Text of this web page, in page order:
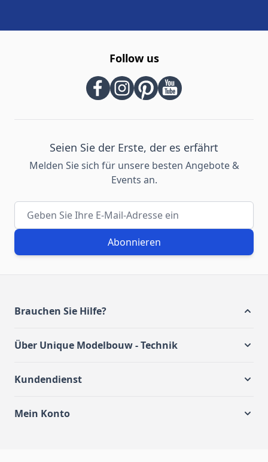
Follow us
Seien Sie der Erste, der es erfährt
Melden Sie sich für unsere besten Angebote &
Events an.
E-Mail-Adresse
Abonnieren
Brauchen Sie Hilfe?
Über Unique Modelbouw - Technik
Kundendienst
Mein Konto